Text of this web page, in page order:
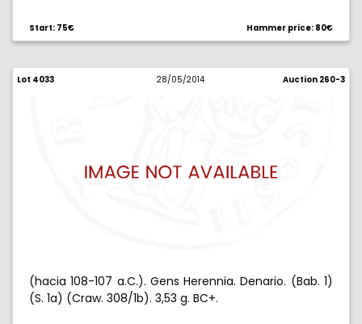
Start: 75€ Hammer price: 80€
Lot 4033 28/05/2014 Auction 260-3
(hacia 108-107 a.C.). Gens Herennia. Denario. (Bab. 1)
(S. 1a) (Craw. 308/1b). 3,53 g. BC+.